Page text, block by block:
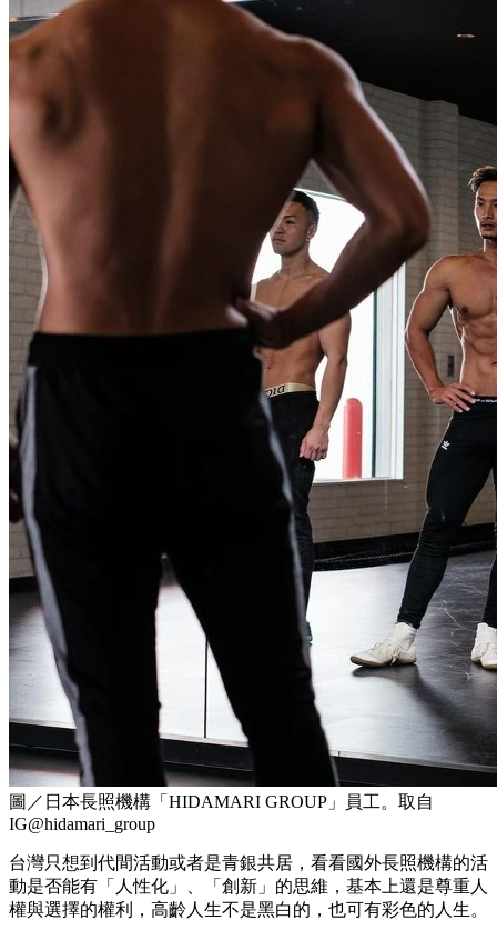
圖／日本長照機構「HIDAMARI GROUP」員工。取自
IG@hidamari_group
台灣只想到代間活動或者是青銀共居，看看國外長照機構的活
動是否能有「人性化」、「創新」的思維，基本上還是尊重人
權與選擇的權利，高齡人生不是黑白的，也可有彩色的人生。